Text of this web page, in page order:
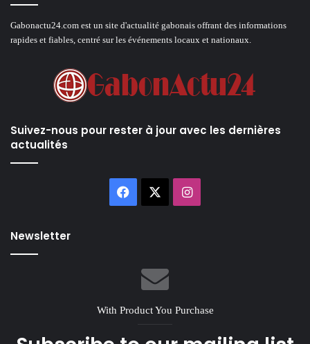
Gabonactu24.com est un site d'actualité gabonais offrant des informations
rapides et fiables, centré sur les événements locaux et nationaux.
Suivez-nous pour rester à jour avec les dernières
actualités
Facebook Instagram
Newsletter
With Product You Purchase